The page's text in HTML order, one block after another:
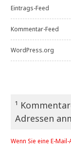
Eintrags-Feed
Kommentar-Feed
WordPress.org
¹
Adressen
Wenn Sie eine E-